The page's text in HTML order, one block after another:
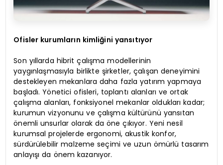
Ofisler kurumların kimliğini yansıtıyor
Son yıllarda hibrit çalışma modellerinin
yaygınlaşmasıyla birlikte şirketler, çalışan deneyimini
destekleyen mekanlara daha fazla yatırım yapmaya
başladı. Yönetici ofisleri, toplantı alanları ve ortak
çalışma alanları, fonksiyonel mekanlar oldukları kadar;
kurumun vizyonunu ve çalışma kültürünü yansıtan
önemli unsurlar olarak da öne çıkıyor. Yeni nesil
kurumsal projelerde ergonomi, akustik konfor,
sürdürülebilir malzeme seçimi ve uzun ömürlü tasarım
anlayışı da önem kazanıyor.